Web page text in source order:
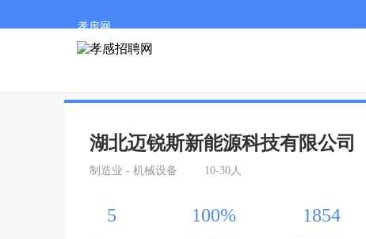
孝房网
湖北迈锐斯新能源科技有限公司
制造业 - 机械设备 10-30人
5 100% 1854